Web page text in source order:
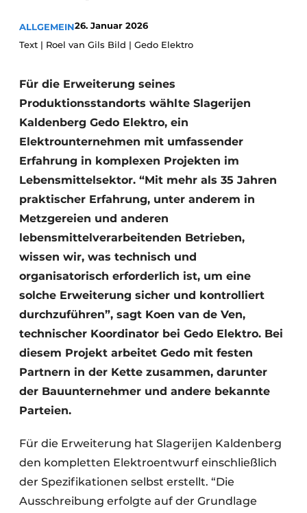
Datenschutz / Cookie-Erklärung
Ein Stellenangebot registrieren
Freie Stellen
Videos
Modularer Aufbau
ALLGEMEIN26. Januar 2026
Text | Roel van Gils Bild | Gedo Elektro
Für die Erweiterung seines
Produktionsstandorts wählte Slagerijen
Kaldenberg Gedo Elektro, ein
Elektrounternehmen mit umfassender
Erfahrung in komplexen Projekten im
Lebensmittelsektor. “Mit mehr als 35 Jahren
praktischer Erfahrung, unter anderem in
Metzgereien und anderen
lebensmittelverarbeitenden Betrieben,
wissen wir, was technisch und
organisatorisch erforderlich ist, um eine
solche Erweiterung sicher und kontrolliert
durchzuführen”, sagt Koen van de Ven,
technischer Koordinator bei Gedo Elektro. Bei
diesem Projekt arbeitet Gedo mit festen
Partnern in der Kette zusammen, darunter
der Bauunternehmer und andere bekannte
Parteien.
Für die Erweiterung hat Slagerijen Kaldenberg
den kompletten Elektroentwurf einschließlich
der Spezifikationen selbst erstellt. “Die
Ausschreibung erfolgte auf der Grundlage